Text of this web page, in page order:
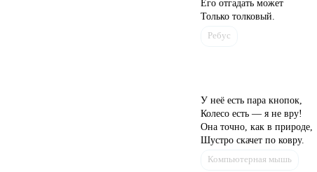
Его отгадать может
Только толковый.
Ребус
У неё есть пара кнопок,
Колесо есть — я не вру!
Она точно, как в природе,
Шустро скачет по ковру.
Компьютерная мышь